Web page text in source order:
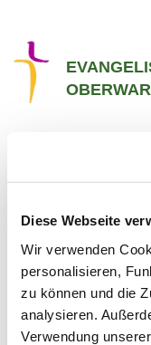
Diese Webseite
Wir verwenden
personalisieren,
zu können und die
analysieren.
Verwendung
für